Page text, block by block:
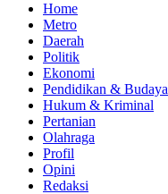
Home
Metro
Daerah
Politik
Ekonomi
Pendidikan & Budaya
Hukum & Kriminal
Pertanian
Olahraga
Profil
Opini
Redaksi